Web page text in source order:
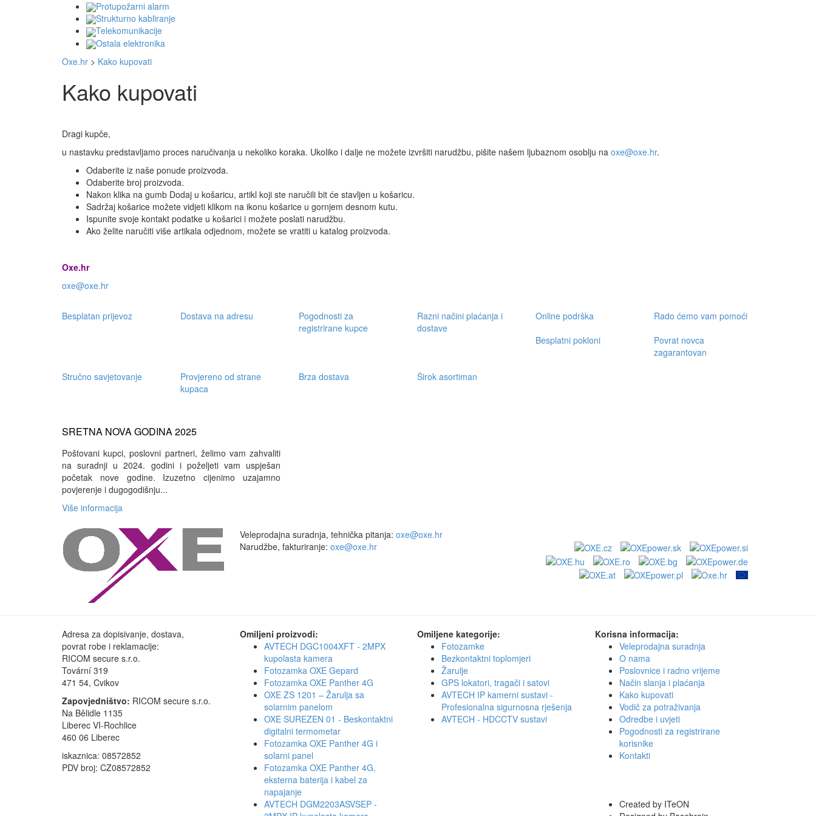
Protupožarni alarm
Strukturno kabliranje
Telekomunikacije
Ostala elektronika
Oxe.hr > Kako kupovati
Kako kupovati
Dragi kupče,
u nastavku predstavljamo proces naručivanja u nekoliko koraka. Ukoliko i dalje ne možete izvršiti narudžbu, pišite našem ljubaznom osoblju na oxe@oxe.hr.
Odaberite iz naše ponude proizvoda.
Odaberite broj proizvoda.
Nakon klika na gumb Dodaj u košaricu, artikl koji ste naručili bit će stavljen u košaricu.
Sadržaj košarice možete vidjeti klikom na ikonu košarice u gornjem desnom kutu.
Ispunite svoje kontakt podatke u košarici i možete poslati narudžbu.
Ako želite naručiti više artikala odjednom, možete se vratiti u katalog proizvoda.
Oxe.hr
oxe@oxe.hr
Besplatan prijevoz Dostava na adresu
Pogodnosti za
registrirane kupce
Razni načini plaćanja i
dostave
Online podrška
Rado ćemo vam pomoći
Besplatni pokloni
Povrat novca
zagarantovan
Stručno savjetovanje
Provjereno od strane
kupaca
Brza dostava Širok asortiman
SRETNA NOVA GODINA 2025
Poštovani kupci, poslovni partneri, želimo vam zahvaliti
na suradnji u 2024. godini i poželjeti vam uspješan
početak nove godine. Izuzetno cijenimo uzajamno
povjerenje i dugogodišnju...
Više informacija
Veleprodajna suradnja, tehnička pitanja: oxe@oxe.hr
Narudžbe, fakturiranje: oxe@oxe.hr
Adresa za dopisivanje, dostava,
povrat robe i reklamacije:
RICOM secure s.r.o.
Tovární 319
471 54, Cvikov
Zapovjedništvo: RICOM secure s.r.o.
Na Bělidle 1135
Liberec VI-Rochlice
460 06 Liberec
iskaznica: 08572852
PDV broj: CZ08572852
Omiljeni proizvodi:
AVTECH DGC1004XFT - 2MPX
kupolasta kamera
Fotozamka OXE Gepard
Fotozamka OXE Panther 4G
OXE ZS 1201 – Žarulja sa
solarnim panelom
OXE SUREZEN 01 - Beskontaktni
digitalni termometar
Fotozamka OXE Panther 4G i
solarni panel
Fotozamka OXE Panther 4G,
eksterna baterija i kabel za
napajanje
AVTECH DGM2203ASVSEP -
Omiljene kategorije:
Fotozamke
Bezkontaktni toplomjeri
Žarulje
GPS lokatori, tragači i satovi
AVTECH IP kamerni sustavi -
Profesionalna sigurnosna rješenja
AVTECH - HDCCTV sustavi
Korisna informacija:
Veleprodajna suradnja
O nama
Poslovnice i radno vrijeme
Način slanja i plaćanja
Kako kupovati
Vodič za potraživanja
Odredbe i uvjeti
Pogodnosti za registrirane
korisnike
Kontakti
Created by ITeON